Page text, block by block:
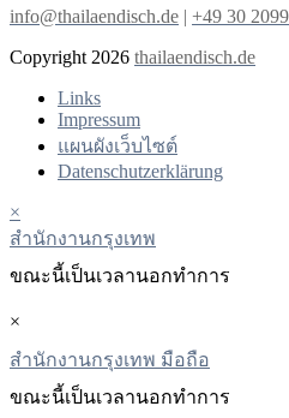
info@thailaendisch.de | +49 30
Copyright 2026 thailaendisch.de
Links
Impressum
แผนผังเว็บไซต์
Datenschutzerklärung
×
สํานักงานกรุงเทพ
ขณะนี้เป็นเวลานอกทําการ
×
สำนักงานกรุงเทพ มือถือ
ขณะนี้เป็นเวลานอกทําการ